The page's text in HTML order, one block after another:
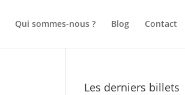
Qui sommes-nous ? Blog Contact
Les derniers billets